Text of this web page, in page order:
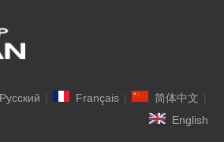
Pусский | Français | 简体中文 |
English